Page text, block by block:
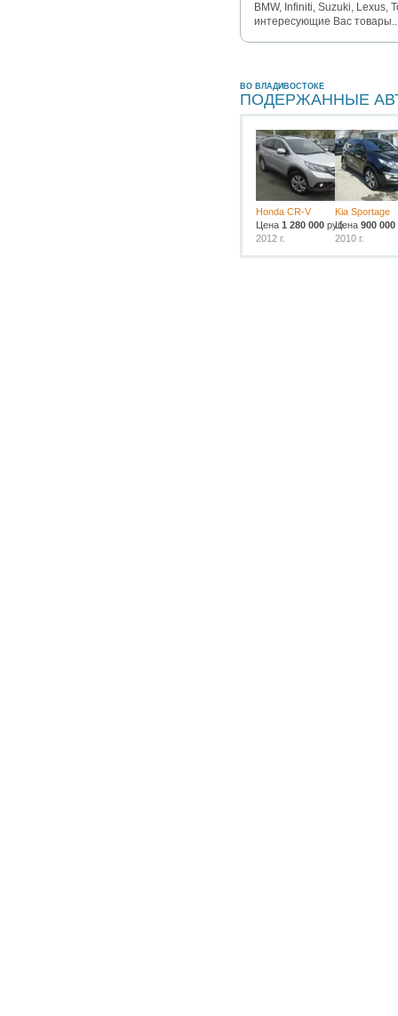
BMW, Infiniti, Suzuki, Lexus,
интересующие Вас
ВО ВЛАДИВОСТОКЕ
ПОДЕРЖАННЫЕ
Honda CR-V
Цена 1 280 000 руб.
2012 г.
Kia Sportage
Цена 900 000
2010 г.